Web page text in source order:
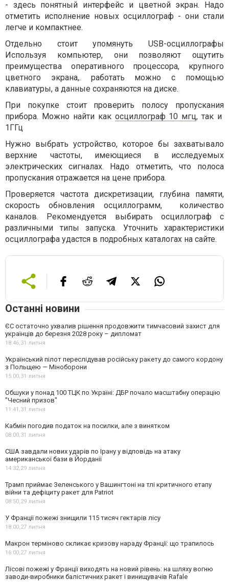
- здесь понятный интерфейс и цветной экран. Надо
отметить исполнение новых осциллограф - они стали
легче и компактнее.
Отдельно стоит упомянуть USB-осциллографы
Используя компьютер, они позволяют ощутить
преимущества оперативного процессора, крупного
цветного экрана,. работать можно с помощью
клавиатуры, а данные сохраняются на диске.
При покупке стоит проверить полосу пропускания
прибора. Можно найти как осциллограф 10 мгц, так и
1ГГц
Нужно выбрать устройство, которое бы захватывало
верхние частоты, имеющиеся в исследуемых
электрических сигналах. Надо отметить, что полоса
пропускания отражается на цене прибора.
Проверяется частота дискретизации, глубина памяти,
скорость обновления осциллограмм, количество
каналов. Рекомендуется выбирать осциллограф с
различными типы запуска. Уточнить характеристики
осциллографа удастся в подробных каталогах на сайте.
Останні новини
ЄС остаточно ухвалив рішення продовжити тимчасовий захист для
українців до березня 2028 року – дипломат
18:46,31 липня
Український пілот переслідував російську ракету до самого кордону
з Польщею — Міноборони
15:00,31 липня
Обшуки у понад 100 ТЦК по Україні: ДБР почало масштабну операцію
"Чесний призов"
11:41,31 липня
Кабмін погодив податок на посилки, але з винятком
08:00,31 липня
США завдали нових ударів по Ірану у відповідь на атаку
американської бази в Йорданії
14:32,29 липня
Трамп приймає Зеленського у Вашингтоні на тлі критичного етапу
війни та дефіциту ракет для Patriot
08:50,29 липня
У Франції пожежі знищили 115 тисяч гектарів лісу
18:00,27 липня
Макрон терміново скликає кризову нараду Франції: що трапилось
16:00,27 липня
Лісові пожежі у Франції виходять на новий рівень: на шляху вогню
заводи-виробники балістичних ракет і винищувачів Rafale